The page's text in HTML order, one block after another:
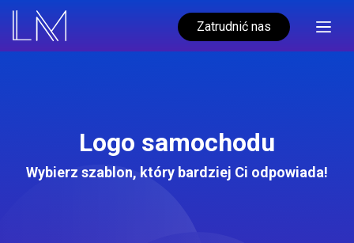
Zatrudnić nas
Logo samochodu
Wybierz szablon, który bardziej Ci odpowiada!